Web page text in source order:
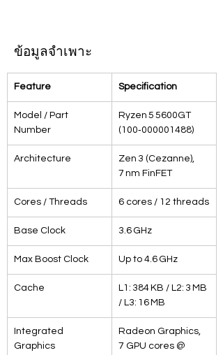
ข้อมูลจำเพาะ
Feature Specification
Model / Part
Number
Ryzen 5 5600GT
(100‑000001488)
Architecture
Zen 3 (Cezanne),
7 nm FinFET
Cores / Threads 6 cores / 12 threads
Base Clock 3.6 GHz
Max Boost Clock Up to 4.6 GHz
Cache
L1: 384 KB / L2: 3 MB
/ L3: 16 MB
Integrated
Graphics
Radeon Graphics,
7 GPU cores @